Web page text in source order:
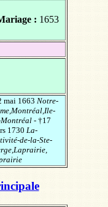
: 1653
mai 1663 Notre-
- †17
1730 La-
de-la-Ste-